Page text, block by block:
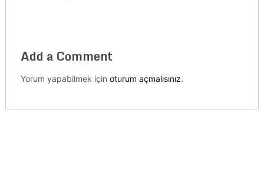
Add a Comment
Yorum yapabilmek için oturum açmalısınız.